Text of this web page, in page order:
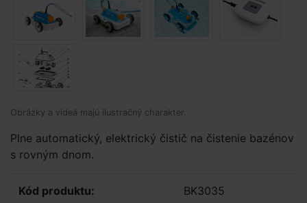
Obrázky a videá majú ilustračný charakter.
Plne automatický, elektrický čistič na čistenie bazénov
s rovným dnom.
Kód produktu: BK3035